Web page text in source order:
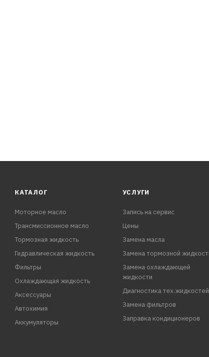
КАТАЛОГ
Моторное масло
Трансмиссионное масло
Тормозная жидкость
Гидравлическая жидкость
Фильтры
Охлаждающая жидкость
Аксессуары
Автохимия
Аккумуляторы
УСЛУГИ
Запись на сервис
Цены
Замена масла
Замена тормозной
Замена охлаждающей
жидкости
Диагностика тех.жидкостей
Замена фильтров
Заправка кондиционеров